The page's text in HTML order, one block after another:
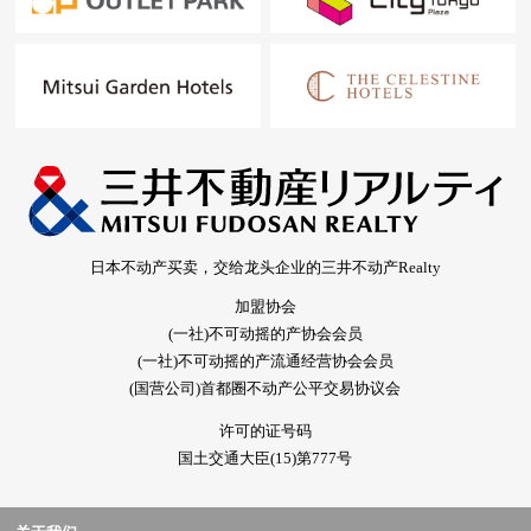
日本不动产买卖，交给龙头企业的三井不动产Realty
加盟协会
(一社)不可动摇的产协会会员
(一社)不可动摇的产流通经营协会会员
(国营公司)首都圈不动产公平交易协议会
许可的证号码
国土交通大臣(15)第777号